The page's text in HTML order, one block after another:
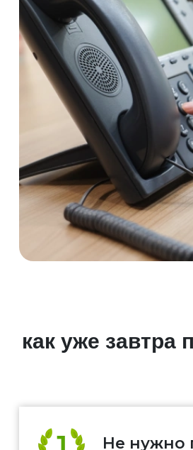
как уже
Не нужно